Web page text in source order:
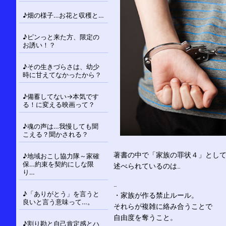
著書の中で「家族の罪状４」として
述べられているのは…
・家族が作る禁止ルール。
それらが複雑に絡み合うことで
自由度を奪うこと。
♪畑の様子…お花と収穫と…
♪ピンっと来た方、限定の
お誘い！？
♪その生きづらさは、幼少
時に甘えてなかったから？
♪備蓄してない→本気です
る！に変える映画って？
♪魂の声は…我慢しても聞
こえる？聞かされる？
♪地域おこし協力隊～家確
保…約束を契約にしな限
り…
♪「ありがとう」を言うと
良いと言う意味って…。
♪割り勘と自己肯定感とハ